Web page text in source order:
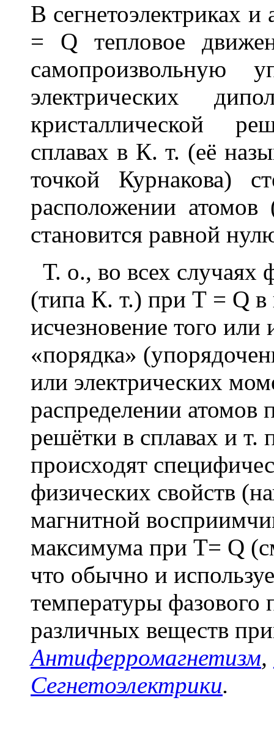
В сегнетоэлектриках и
= Q тепловое
самопроизвольную
электрических
кристаллической
сплавах в К. т. (её
точкой Курнакова)
расположении атомов
становится равной
Т. о., во всех случаях
(типа К. т.) при Т = Q в
исчезновение того или
«порядка»
или электрических
распределении атомов
решётки в сплавах и т.
происходят
физических свойств
магнитной
максимума при Т= Q
что обычно и
температуры фазового
различных веществ
Антиферромагнетизм,
Сегнетоэлектрики.